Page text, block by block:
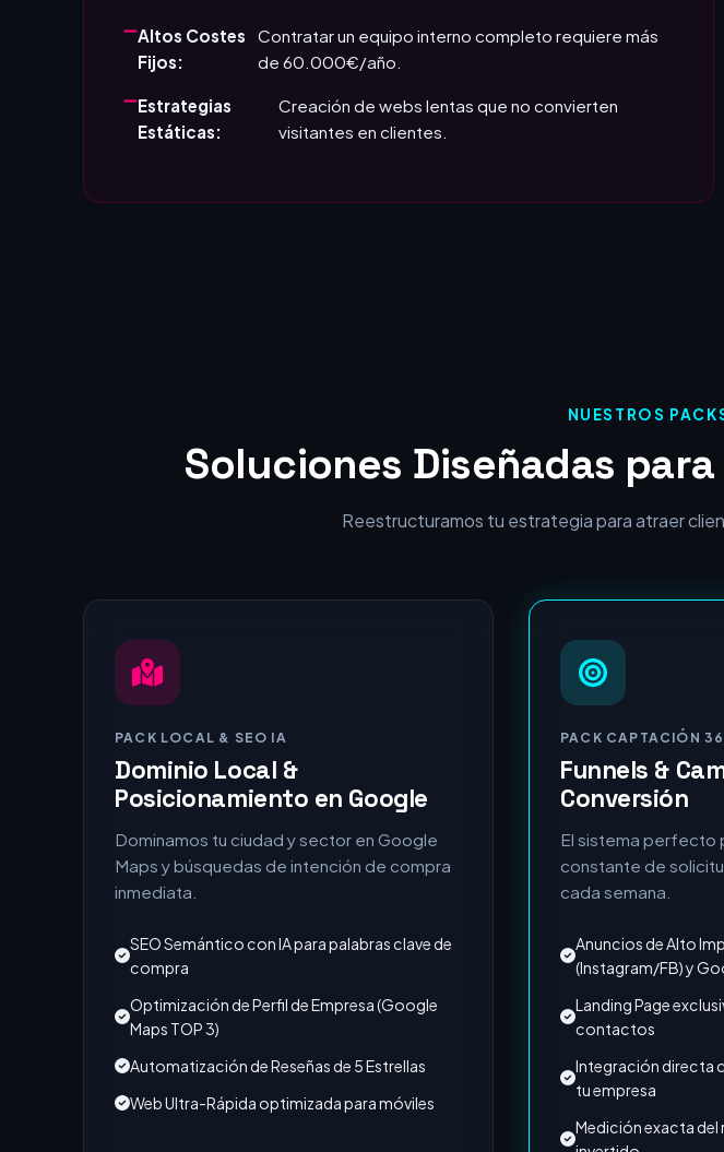
Tiempos de Respuesta
Lentos:
Los leads esperan horas o días para ser
atendidos.
Altos Costes
Fijos:
Contratar un equipo interno completo requiere más
de 60.000€/año.
Estáticas:
visitantes en clientes.
NUESTROS
Soluciones Diseñadas
PACK LOCAL & SEO IA
Dominio Local &
Posicionamiento en Google
Dominamos tu ciudad y sector en Google
Maps y búsquedas de intención de compra
inmediata.
SEO Semántico con IA para palabras clave de
compra
Optimización de Perfil de Empresa (Google
Maps TOP 3)
PACK CAPTACIÓN
Funnels &
Conversión
El sistema perfecto
cada semana.
Anuncios de Alto
(Instagram/FB) y
Landing Page
contactos
Integración directa